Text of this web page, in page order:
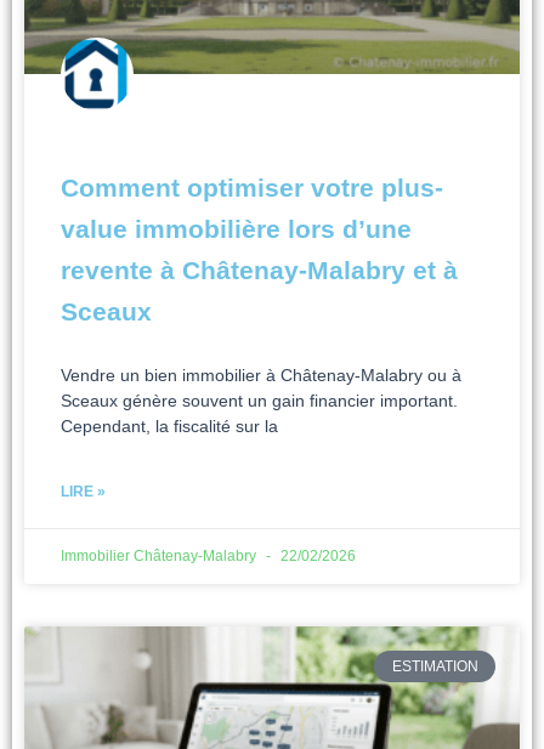
Comment optimiser votre plus-
value immobilière lors d’une
revente à Châtenay-Malabry et à
Sceaux
Vendre un bien immobilier à Châtenay-Malabry ou à
Sceaux génère souvent un gain financier important.
Cependant, la fiscalité sur la
LIRE »
Immobilier Châtenay-Malabry 22/02/2026
ESTIMATION